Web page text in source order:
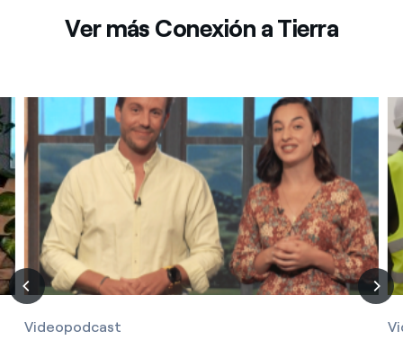
Ver más Conexión a Tierra
Videopodcast